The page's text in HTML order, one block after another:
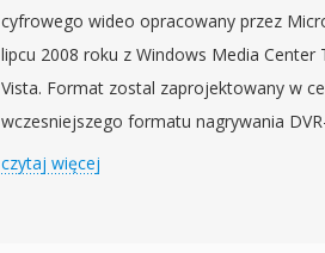
cyfrowego wideo opracowany przez
lipcu 2008 roku z Windows Media Center
Vista. Format zostal zaprojektowany w
wczesniejszego formatu nagrywania
Windows Media Center, oferujac bardziej
czytaj więcej